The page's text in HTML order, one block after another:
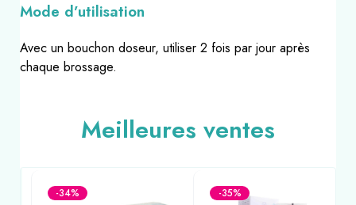
Mode d’utilisation
Avec un bouchon doseur, utiliser 2 fois par jour après
chaque brossage.
Meilleures ventes
-34% -35%